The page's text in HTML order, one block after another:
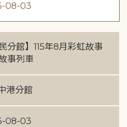
08-03
分館】115年8月彩虹故事
事列車
港分館
08-03